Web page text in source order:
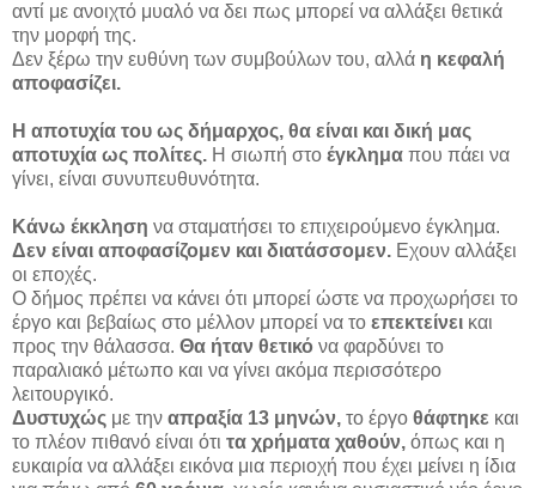
αντί με ανοιχτό μυαλό να δει πως μπορεί να αλλάξει θετικά
την μορφή της.
Δεν ξέρω την ευθύνη των συμβούλων του, αλλά η κεφαλή
αποφασίζει.
Η αποτυχία του ως δήμαρχος, θα είναι και δική μας
αποτυχία ως πολίτες. Η σιωπή στο έγκλημα που πάει να
γίνει, είναι συνυπευθυνότητα.
Κάνω έκκληση να σταματήσει το επιχειρούμενο έγκλημα.
Δεν είναι αποφασίζομεν και διατάσσομεν. Εχουν αλλάξει
οι εποχές.
Ο δήμος πρέπει να κάνει ότι μπορεί ώστε να προχωρήσει το
έργο και βεβαίως στο μέλλον μπορεί να το επεκτείνει και
προς την θάλασσα. Θα ήταν θετικό να φαρδύνει το
παραλιακό μέτωπο και να γίνει ακόμα περισσότερο
λειτουργικό.
Δυστυχώς με την απραξία 13 μηνών, το έργο θάφτηκε και
το πλέον πιθανό είναι ότι τα χρήματα χαθούν, όπως και η
ευκαιρία να αλλάξει εικόνα μια περιοχή που έχει μείνει η ίδια